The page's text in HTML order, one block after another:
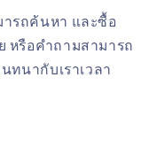
รถค้นหา และซื้อ
หรือคำถามสามารถ
ทนากับเราเวลา